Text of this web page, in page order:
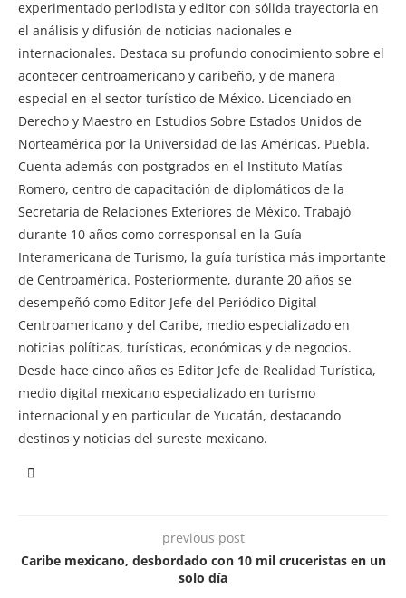
experimentado periodista y editor con sólida trayectoria en
el análisis y difusión de noticias nacionales e
internacionales. Destaca su profundo conocimiento sobre el
acontecer centroamericano y caribeño, y de manera
especial en el sector turístico de México. Licenciado en
Derecho y Maestro en Estudios Sobre Estados Unidos de
Norteamérica por la Universidad de las Américas, Puebla.
Cuenta además con postgrados en el Instituto Matías
Romero, centro de capacitación de diplomáticos de la
Secretaría de Relaciones Exteriores de México. Trabajó
durante 10 años como corresponsal en la Guía
Interamericana de Turismo, la guía turística más importante
de Centroamérica. Posteriormente, durante 20 años se
desempeñó como Editor Jefe del Periódico Digital
Centroamericano y del Caribe, medio especializado en
noticias políticas, turísticas, económicas y de negocios.
Desde hace cinco años es Editor Jefe de Realidad Turística,
medio digital mexicano especializado en turismo
internacional y en particular de Yucatán, destacando
destinos y noticias del sureste mexicano.
previous post
Caribe mexicano, desbordado con 10 mil cruceristas en un
solo día